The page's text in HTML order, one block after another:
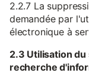
2.2.7 La
demandée par
électronique à
2.3 Utilisation
recherche